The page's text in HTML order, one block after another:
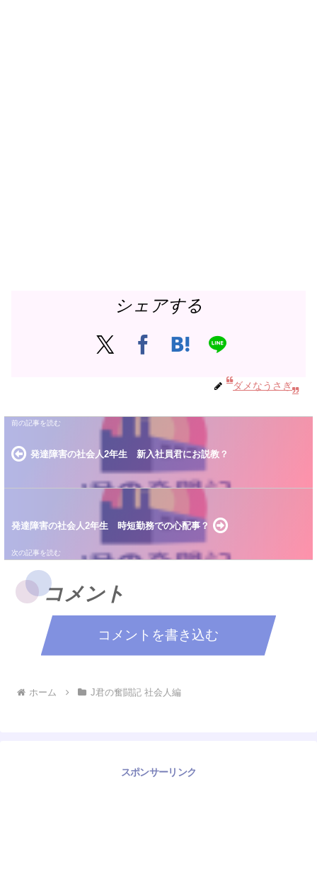
シェアする
ダメなうさぎ
発達障害の社会人2年生 新入社員君にお説教？
発達障害の社会人2年生 時短勤務での心配事？
コメント
コメントを書き込む
ホーム J君の奮闘記 社会人編
スポンサーリンク